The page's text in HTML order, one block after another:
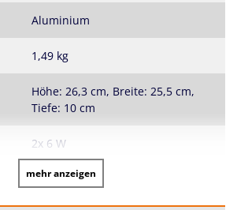
Aluminium
1,49 kg
Höhe: 26,3 cm, Breite: 25,5 cm,
Tiefe: 10 cm
2x 6 W
2500 - 2800 Volt
mehr anzeigen